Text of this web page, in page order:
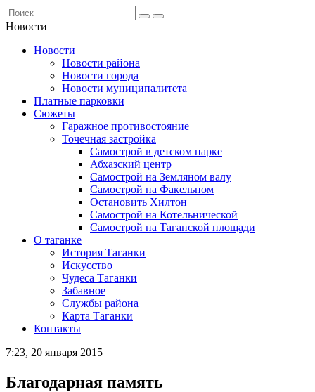
Новости
Новости
Новости района
Новости города
Новости муниципалитета
Платные парковки
Сюжеты
Гаражное противостояние
Точечная застройка
Самострой в детском парке
Абхазский центр
Самострой на Земляном валу
Самострой на Факельном
Остановить Хилтон
Самострой на Котельнической
Самострой на Таганской площади
О таганке
История Таганки
Искусство
Чудеса Таганки
Забавное
Службы района
Карта Таганки
Контакты
7:23, 20 января 2015
Благодарная память